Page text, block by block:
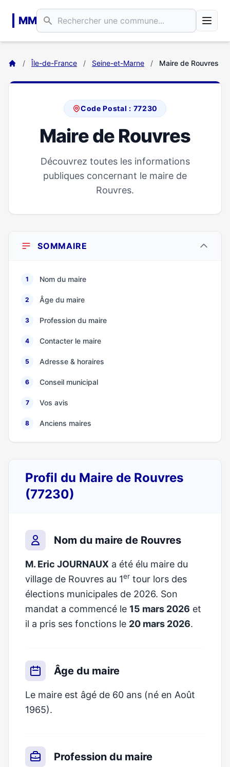
MM
/ Île-de-France / Seine-et-Marne / Maire de Rouvres
Code Postal : 77230
Maire de Rouvres
Découvrez toutes les informations
publiques concernant le maire de
Rouvres.
SOMMAIRE
1 Nom du maire
2 Âge du maire
3 Profession du maire
4 Contacter le maire
5 Adresse & horaires
6 Conseil municipal
7 Vos avis
8 Anciens maires
Profil du Maire de Rouvres
(77230)
Nom du maire de Rouvres
M. Eric JOURNAUX a été élu maire du
village de Rouvres au 1er tour lors des
élections municipales de 2026. Son
mandat a commencé le 15 mars 2026 et
il a pris ses fonctions le 20 mars 2026.
Âge du maire
Le maire est âgé de 60 ans (né en Août
1965).
Profession du maire